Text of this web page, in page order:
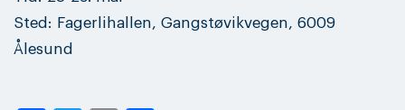
Sted: Fagerlihallen, Gangstøvikvegen, 6009
Ålesund